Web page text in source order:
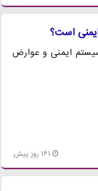
است؟
ایمنی و عوارض
161 روز پیش